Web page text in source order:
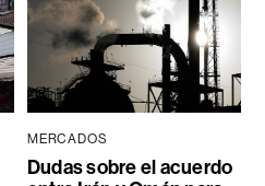
MERCADOS
Dudas sobre el acuerdo